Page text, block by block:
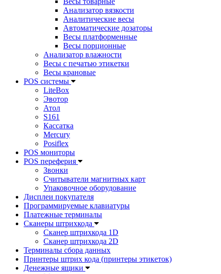
Анализатор вязкости
Аналитические весы
Автоматические дозаторы
Весы платформенные
Весы порционные
Анализатор влажности
Весы с печатью этикетки
Весы крановые
POS системы
LiteBox
Эвотор
Атол
S161
Кассатка
Mercury
Posiflex
POS мониторы
POS переферия
Звонки
Считыватели магнитных карт
Упаковочное оборудование
Дисплеи покупателя
Программируемые клавиатуры
Платежные терминалы
Сканеры штрихкода
Сканер штрихкода 1D
Сканер штрихкода 2D
Терминалы сбора данных
Принтеры штрих кода (принтеры этикеток)
Денежные ящики